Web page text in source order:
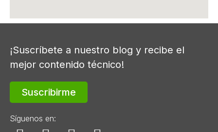
¡Suscríbete a nuestro blog y recibe el
mejor contenido técnico!
Suscribirme
Síguenos en: